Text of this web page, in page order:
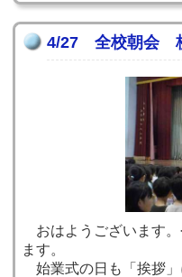
4/27 全校朝会
おはようございます。
ます。
始業式の日も「挨拶」